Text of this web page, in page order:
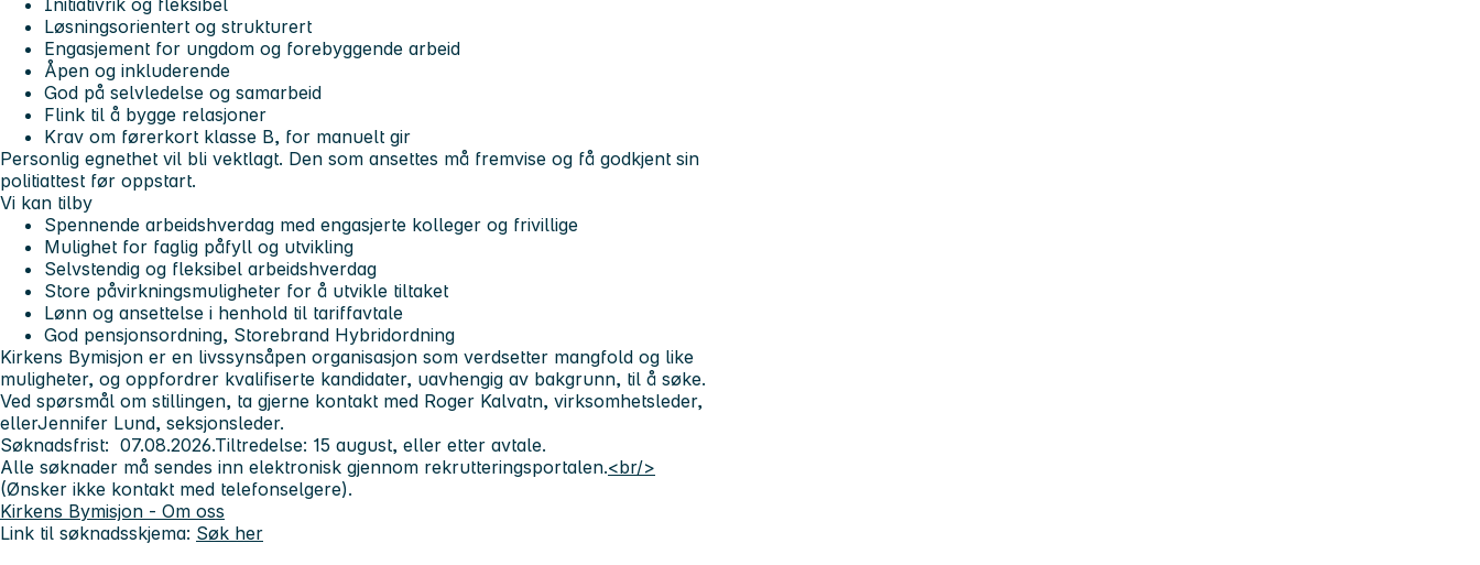
Løsningsorientert og strukturert
Engasjement for ungdom og forebyggende arbeid
Åpen og inkluderende
God på selvledelse og samarbeid
Flink til å bygge relasjoner
Krav om førerkort klasse B, for manuelt gir
Personlig egnethet vil bli vektlagt. Den som ansettes må fremvise og få godkjent sin
politiattest før oppstart.
Vi kan tilby
Spennende arbeidshverdag med engasjerte kolleger og frivillige
Mulighet for faglig påfyll og utvikling
Selvstendig og fleksibel arbeidshverdag
Store påvirkningsmuligheter for å utvikle tiltaket
Lønn og ansettelse i henhold til tariffavtale
God pensjonsordning, Storebrand Hybridordning
Kirkens Bymisjon er en livssynsåpen organisasjon som verdsetter mangfold og like
muligheter, og oppfordrer kvalifiserte kandidater, uavhengig av bakgrunn, til å søke.
Ved spørsmål om stillingen, ta gjerne kontakt med Roger Kalvatn, virksomhetsleder,
ellerJennifer Lund, seksjonsleder.
Søknadsfrist: 07.08.2026.Tiltredelse: 15 august, eller etter avtale.
Alle søknader må sendes inn elektronisk gjennom rekrutteringsportalen.<br/>
(Ønsker ikke kontakt med telefonselgere).
Kirkens Bymisjon - Om oss
Link til søknadsskjema: Søk her